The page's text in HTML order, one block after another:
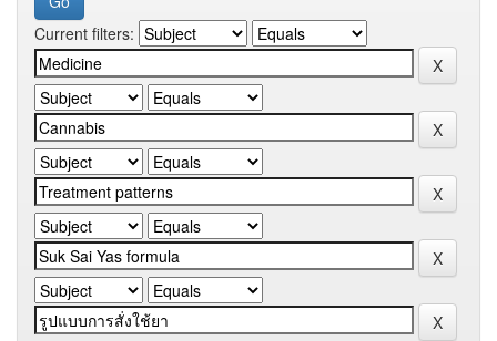
Current filters: